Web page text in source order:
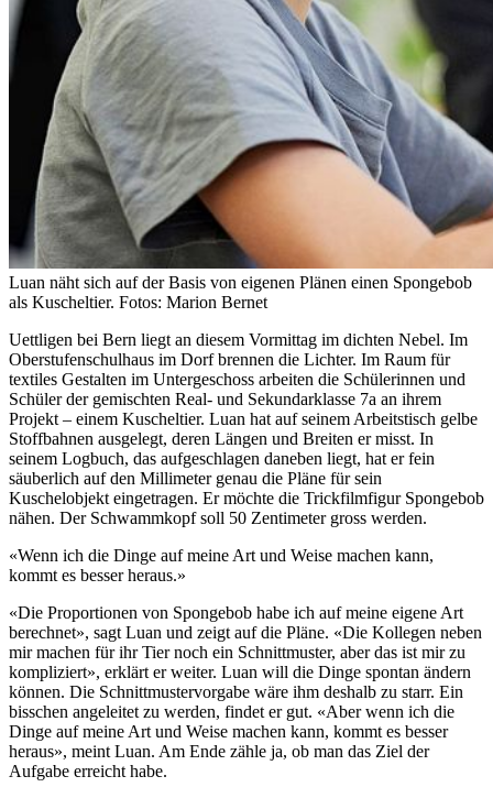
Luan näht sich auf der Basis von eigenen Plänen einen Spongebob
als Kuscheltier. Fotos: Marion Bernet
Uettligen bei Bern liegt an diesem Vormittag im dichten Nebel. Im
Oberstufenschulhaus im Dorf brennen die Lichter. Im Raum für
textiles Gestalten im Untergeschoss arbeiten die Schülerinnen und
Schüler der gemischten Real- und Sekundarklasse 7a an ihrem
Projekt – einem Kuscheltier. Luan hat auf seinem Arbeitstisch gelbe
Stoffbahnen ausgelegt, deren Längen und Breiten er misst. In
seinem Logbuch, das aufgeschlagen daneben liegt, hat er fein
säuberlich auf den Millimeter genau die Pläne für sein
Kuschelobjekt eingetragen. Er möchte die Trickfilmfigur Spongebob
nähen. Der Schwammkopf soll 50 Zentimeter gross werden.
«Wenn ich die Dinge auf meine Art und Weise machen kann,
kommt es besser heraus.»
«Die Proportionen von Spongebob habe ich auf meine eigene Art
berechnet», sagt Luan und zeigt auf die Pläne. «Die Kollegen neben
mir machen für ihr Tier noch ein Schnittmuster, aber das ist mir zu
kompliziert», erklärt er weiter. Luan will die Dinge spontan ändern
können. Die Schnittmustervorgabe wäre ihm deshalb zu starr. Ein
bisschen angeleitet zu werden, findet er gut. «Aber wenn ich die
Dinge auf meine Art und Weise machen kann, kommt es besser
heraus», meint Luan. Am Ende zähle ja, ob man das Ziel der
Aufgabe erreicht habe.